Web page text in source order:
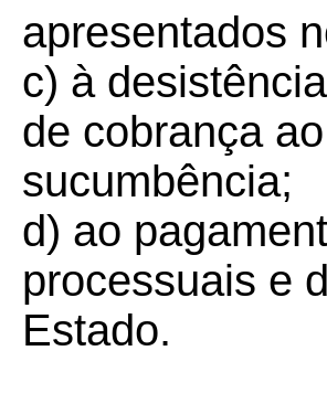
apresentados
c) à
de cobrança
sucumbência;
d) ao
processuais e
Estado.